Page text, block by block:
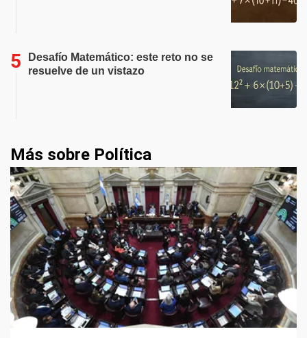
Desafío Matemático: este reto no se
resuelve de un vistazo
Más sobre Política